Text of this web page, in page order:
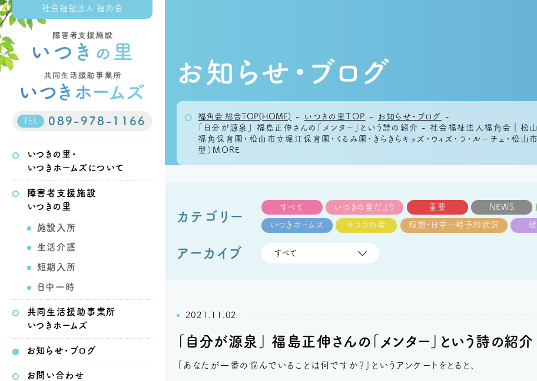
社会福祉法人 福角会
TEL 089-978-1166
いつきの里・
いつきホームズについて
障害者支援施設
いつきの里
施設入所
生活介護
短期入所
日中一時
共同生活援助事業所
いつきホームズ
お知らせ・ブログ
お問い合わせ
お知らせ・ブログ
福角会 総合TOP(HOME) - いつきの里TOP - お知らせ・ブログ
-
「自分が源泉」 福島正伸さんの「メンター」という詩の紹介 - 社会福祉法人福角会｜松
福角保育園・松山市立堀江保育園・くるみ園・きらきらキッズ・ウィズ・ラ・ルーチェ・
型）MORE
カテゴリー
すべて いつきの里だより 重要 NEWS
いつきホームズ キララの会 短期・日中一時予約状況
アーカイブ
2021.11.02
「自分が源泉」 福島正伸さんの「メンター」という詩の紹介
「あなたが一番の悩んでいることは何ですか？」というアンケートをとると、